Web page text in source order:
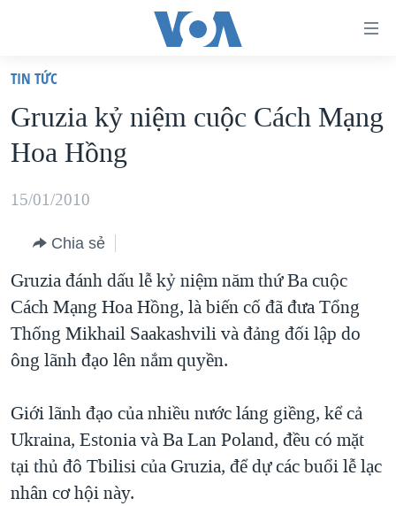
truy
cập
Tới
dung
chính
điều
hướng
chính
Đi
"Tìm"
VIỆT NAM
HOA KỲ
BIỂN ĐÔNG
BLOG
DIỄN ĐÀN
MỤC
TỰ DO BÁO CHÍ
NGƯỜI VIỆT HẢI NGOẠI
ĐỜI SỐNG
CHUYÊN ĐỀ
HÀNH TRÌNH BẦU CỬ 2024
MỘT NĂM CHIẾN TRANH TẠI DẢI GAZA
GIẢI MÃ VÀNH ĐAI & CON ĐƯỜNG
VIDEO
NGHE
MẠNG XÃ HỘI
TIN TỨC
Gruzia kỷ niệm cuộc Cách Mạng
Hoa Hồng
15/01/2010
Chia sẻ
Gruzia đánh dấu lễ kỷ niệm năm thứ Ba cuộc
Cách Mạng Hoa Hồng, là biến cố đã đưa Tổng
Thống Mikhail Saakashvili và đảng đối lập do
ông lãnh đạo lên nắm quyền.
Giới lãnh đạo của nhiều nước láng giềng, kể cả
Ukraina, Estonia và Ba Lan Poland, đều có mặt
tại thủ đô Tbilisi của Gruzia, để dự các buổi lễ lạc
nhân cơ hội này.